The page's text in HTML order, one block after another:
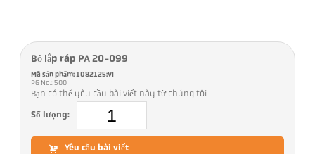
Bộ lắp ráp PA 20-099
Mã sản phẩm: 1082125:VI
PG No.: 500
Bạn có thể yêu cầu bài viết này từ chúng tôi
Số lượng:
Yêu cầu bài viết